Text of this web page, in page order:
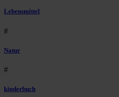
Lebensmittel
#
Natur
#
kinderbuch